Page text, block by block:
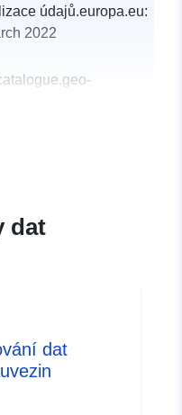
údajů.europa.eu:
2022
88u/dataset/
inspire.ec.europa.eu/
SpatialDataServiceType/
dat
dat